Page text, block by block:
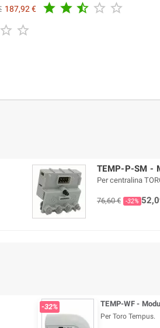
187,92 €     
 
TEMP-P-SM -
Per centralina
76,60 € -32%
-32% TEMP-WF -
Per Toro Tempus.